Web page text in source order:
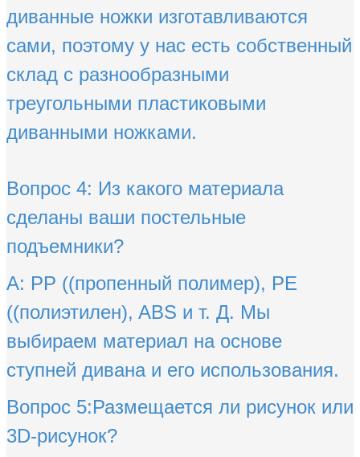
диванные ножки изготавливаются
сами, поэтому у нас есть собственный
склад с разнообразными
треугольными пластиковыми
диванными ножками.
Вопрос 4: Из какого материала
сделаны ваши постельные
подъемники?
A: PP ((пропенный полимер), PE
((полиэтилен), ABS и т. Д. Мы
выбираем материал на основе
ступней дивана и его использования.
Вопрос 5:Размещается ли рисунок или
3D-рисунок?